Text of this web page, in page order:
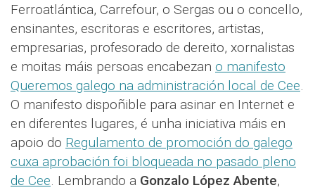
Ferroatlántica, Carrefour, o Sergas ou o concello,
ensinantes, escritoras e escritores, artistas,
empresarias, profesorado de dereito, xornalistas
e moitas máis persoas encabezan o manifesto
Queremos galego na administración local de Cee.
O manifesto dispoñible para asinar en Internet e
en diferentes lugares, é unha iniciativa máis en
apoio do Regulamento de promoción do galego
cuxa aprobación foi bloqueada no pasado pleno
de Cee. Lembrando a Gonzalo López Abente,